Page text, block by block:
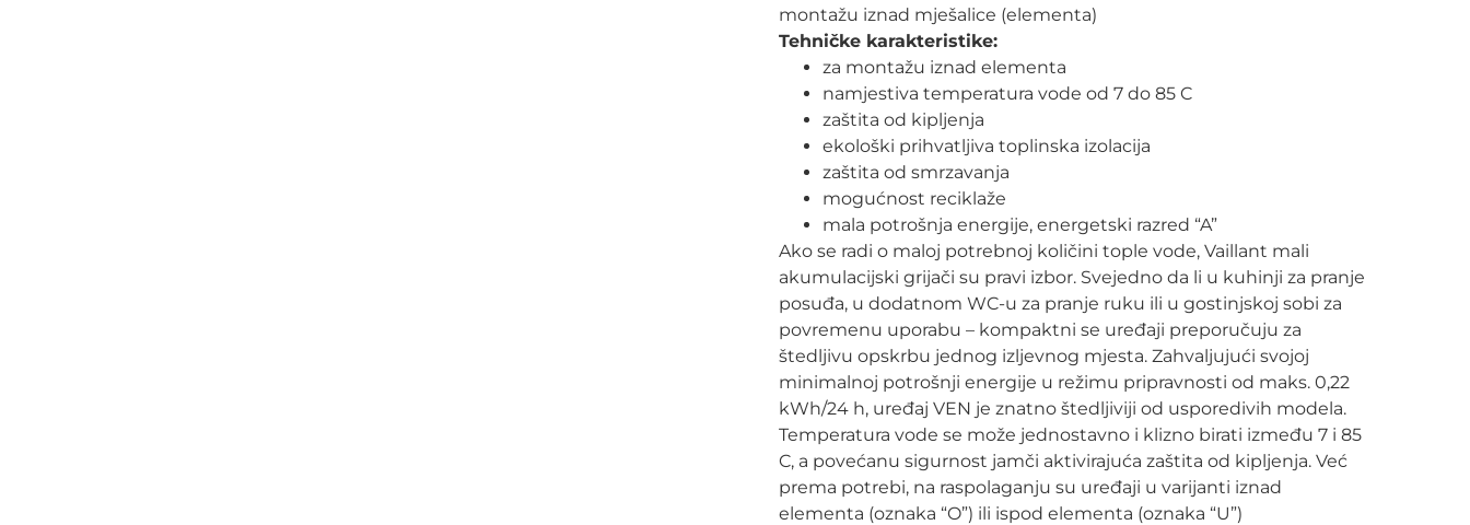
montažu iznad mješalice (elementa)
Tehničke karakteristike:
za montažu iznad elementa
namjestiva temperatura vode od 7 do 85 C
zaštita od kipljenja
ekološki prihvatljiva toplinska izolacija
zaštita od smrzavanja
mogućnost reciklaže
mala potrošnja energije, energetski razred “A”
Ako se radi o maloj potrebnoj količini tople vode, Vaillant mali
akumulacijski grijači su pravi izbor. Svejedno da li u kuhinji za pranje
posuđa, u dodatnom WC-u za pranje ruku ili u gostinjskoj sobi za
povremenu uporabu – kompaktni se uređaji preporučuju za
štedljivu opskrbu jednog izljevnog mjesta. Zahvaljujući svojoj
minimalnoj potrošnji energije u režimu pripravnosti od maks. 0,22
kWh/24 h, uređaj VEN je znatno štedljiviji od usporedivih modela.
Temperatura vode se može jednostavno i klizno birati između 7 i 85
C, a povećanu sigurnost jamči aktivirajuća zaštita od kipljenja. Već
prema potrebi, na raspolaganju su uređaji u varijanti iznad
elementa (oznaka “O”) ili ispod elementa (oznaka “U”)